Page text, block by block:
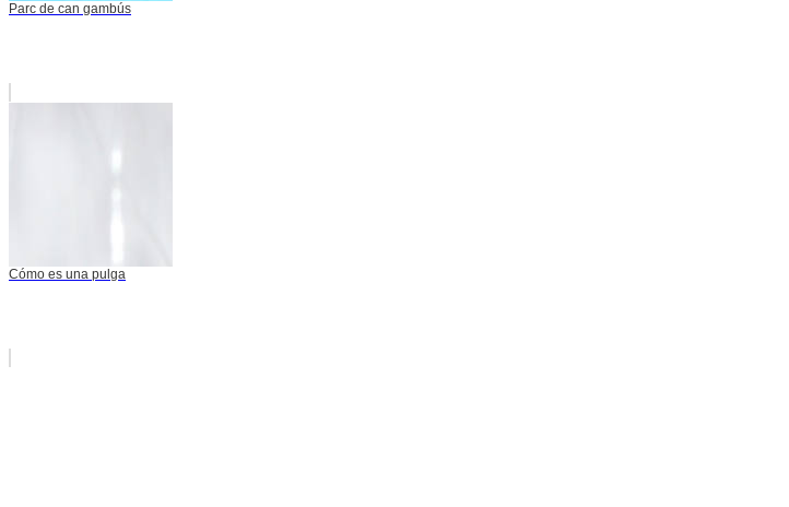
Parc de can gambús
Cómo es una pulga